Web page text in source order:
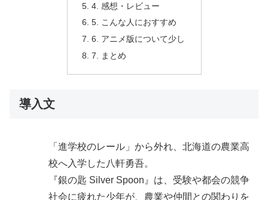
4. 感想・レビュー
5. こんな人におすすめ
6. アニメ版について少し
7. まとめ
導入文
「進学校のレール」から外れ、北海道の農業高
校へ入学した八軒勇吾。
『銀の匙 Silver Spoon』は、受験や都会の競争
社会に疲れた少年が、農業や仲間との関わりを